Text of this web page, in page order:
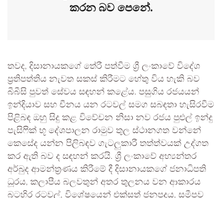
කරන බව පෙනේ.
තවද, දිසානායකගේ තේරී පත්වීම ශ්‍රී ලංකාවේ විදේශ
ප්‍රතිපත්තිය නැවත සකස් කිරීමට හේතු විය හැකි බව
බීබීසි පුවත් සේවය සඳහන් කළේය. පසුගිය රජයයන්
ඉන්දියාව සහ චීනය යන රටවල් සමග සබඳතා හැසිරවීම
පිළිබඳ ඔහු සිදු කළ විවේචන නිසා නව රජය පුළුල් ඉන්දු
පැසිෆික් භූ දේශපාලන රාමුව තුල ස්ථානගත වන්නේ
කෙසේද යන්න පිලිබඳව ගැටලුකාරී තත්ත්වයක් උද්ගත
කර ඇති බව ද සඳහන් කරයි. ශ්‍රී ලංකාවේ අභ්‍යන්තර
අර්බුද ආමන්ත්‍රණය කිරීමේ දී දිසානායකගේ ජනාධිපති
ධූරය, කලාපීය බලවතුන් අතර තුලනය වන ආකාරය
බටහිර රටවල්, විශේෂයෙන් එක්සත් ජනපදය, සමීපව